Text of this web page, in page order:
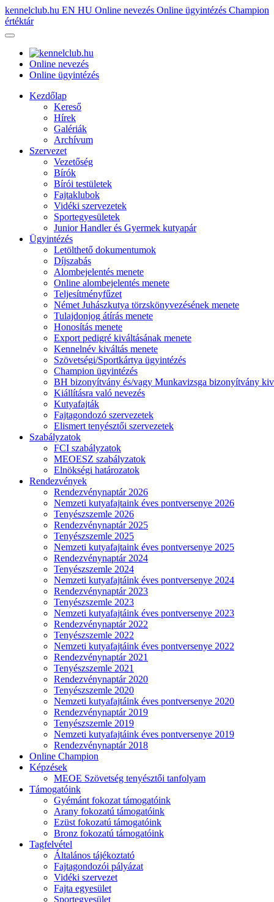
kennelclub.hu EN HU Online nevezés Online ügyintézés Champion
értéktár
Online nevezés
Online ügyintézés
Kezdőlap
Kereső
Hírek
Galériák
Archívum
Szervezet
Vezetőség
Bírók
Bírói testületek
Fajtaklubok
Vidéki szervezetek
Sportegyesületek
Junior Handler és Gyermek kutyapár
Ügyintézés
Letölthető dokumentumok
Díjszabás
Alombejelentés menete
Online alombejelentés menete
Teljesítményfűzet
Német Juhászkutya törzskönyvezésének menete
Tulajdonjog átírás menete
Honosítás menete
Export pedigré kiváltásának menete
Kennelnév kiváltás menete
Szövetségi/Sportkártya ügyintézés
Champion ügyintézés
BH bizonyítvány és/vagy Munkavizsga bizonyítvány
Kiállításra való nevezés
Kutyafajták
Fajtagondozó szervezetek
Elismert tenyésztői szervezetek
Szabályzatok
FCI szabályzatok
MEOESZ szabályzatok
Elnökségi határozatok
Rendezvények
Rendezvénynaptár 2026
Nemzeti kutyafajtaink éves pontversenye 2026
Tenyészszemle 2026
Rendezvénynaptár 2025
Tenyészszemle 2025
Nemzeti kutyafajtaink éves pontversenye 2025
Rendezvénynaptár 2024
Tenyészszemle 2024
Nemzeti kutyafajtáink éves pontversenye 2024
Rendezvénynaptár 2023
Tenyészszemle 2023
Nemzeti kutyafajtáink éves pontversenye 2023
Rendezvénynaptár 2022
Tenyészszemle 2022
Nemzeti kutyafajtáink éves pontversenye 2022
Rendezvénynaptár 2021
Tenyészszemle 2021
Rendezvénynaptár 2020
Tenyészszemle 2020
Nemzeti kutyafajtáink éves pontversenye 2020
Rendezvénynaptár 2019
Tenyészszemle 2019
Nemzeti kutyafajtáink éves pontversenye 2019
Rendezvénynaptár 2018
Online Champion
Képzések
MEOE Szövetség tenyésztői tanfolyam
Támogatóink
Gyémánt fokozat támogatóink
Arany fokozatú támogatóink
Ezüst fokozatú támogatóink
Bronz fokozatú támogatóink
Tagfelvétel
Általános tájékoztató
Fajtagondozói pályázat
Vidéki szervezet
Fajta egyesület
Sportegyesület